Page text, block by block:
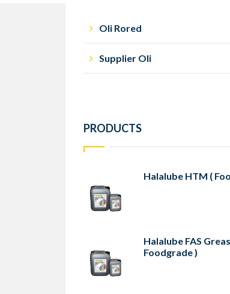
Oli Rored
Supplier Oli
PRODUCTS
Halalube HTM (
Halalube FAS
Foodgrade )